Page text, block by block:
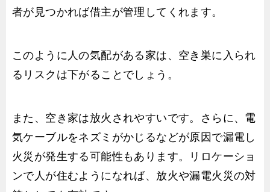
者が見つかれば借主が管理してくれます。
このように人の気配がある家は、空き巣に入られ
るリスクは下がることでしょう。
また、空き家は放火されやすいです。さらに、電
気ケーブルをネズミがかじるなどが原因で漏電し
火災が発生する可能性もあります。リロケーショ
ンで人が住むようになれば、放火や漏電火災の対